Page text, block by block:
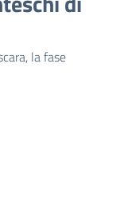
la fase